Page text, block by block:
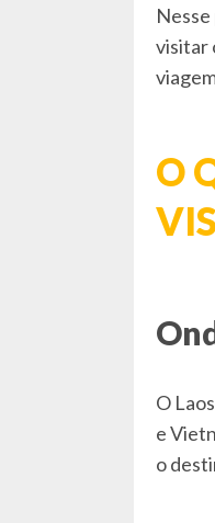
visitar
O
O
e
o